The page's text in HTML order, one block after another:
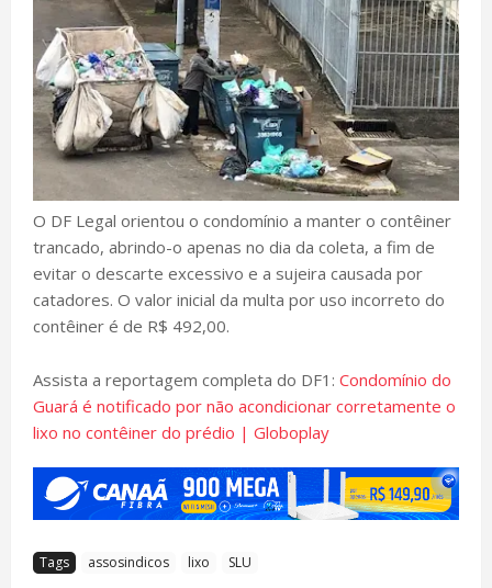
O DF Legal orientou o condomínio a manter o contêiner
trancado, abrindo-o apenas no dia da coleta, a fim de
evitar o descarte excessivo e a sujeira causada por
catadores. O valor inicial da multa por uso incorreto do
contêiner é de R$ 492,00.
Assista a reportagem completa do DF1: Condomínio do
Guará é notificado por não acondicionar corretamente o
lixo no contêiner do prédio | Globoplay
Tags assosindicos lixo SLU